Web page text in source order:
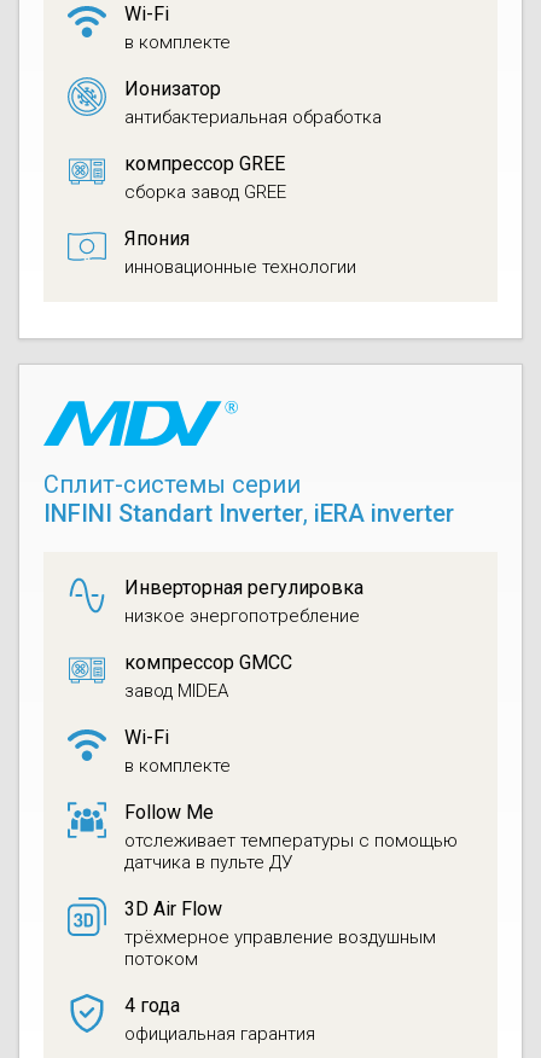
Wi-Fi
в комплекте
Ионизатор
антибактериальная обработка
компрессор GREE
сборка завод GREE
Япония
инновационные технологии
Сплит-системы серии
INFINI Standart Inverter, iERA inverter
Инверторная регулировка
низкое энергопотребление
компрессор GMCC
завод MIDEA
Wi-Fi
в комплекте
Follow Me
отслеживает температуры с помощью
датчика в пульте ДУ
3D Air Flow
трёхмерное управление воздушным
потоком
4 года
официальная гарантия